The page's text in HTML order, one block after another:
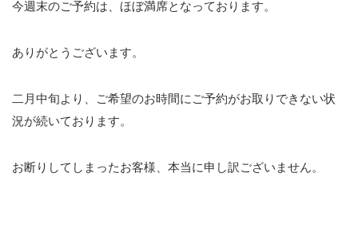
今週末のご予約は、ほぼ満席となっております。
ありがとうございます。
二月中旬より、ご希望のお時間にご予約がお取りできない状
況が続いております。
お断りしてしまったお客様、本当に申し訳ございません。